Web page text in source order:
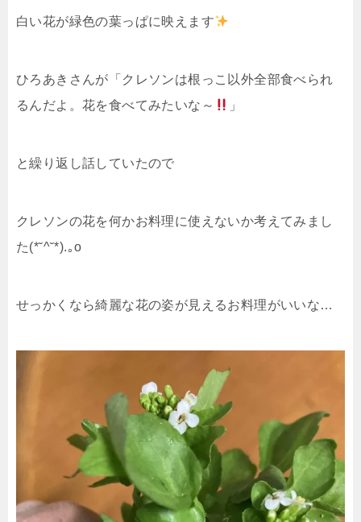
白い花が緑色の葉っぱに映えます
ひろあきさんが「クレソンは根っこ以外全部食べられ
るんだよ。花を食べてみたいな～
」
と繰り返し話していたので
クレソンの花を何かお料理に使えないか考えてみまし
た(*˘^˘*).｡o
せっかくなら綺麗な花の姿が見えるお料理がいいな…